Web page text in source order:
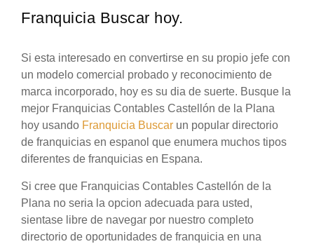
Franquicia Buscar hoy.
Si esta interesado en convertirse en su propio jefe con
un modelo comercial probado y reconocimiento de
marca incorporado, hoy es su dia de suerte. Busque la
mejor Franquicias Contables Castellón de la Plana
hoy usando Franquicia Buscar un popular directorio
de franquicias en espanol que enumera muchos tipos
diferentes de franquicias en Espana.
Si cree que Franquicias Contables Castellón de la
Plana no seria la opcion adecuada para usted,
sientase libre de navegar por nuestro completo
directorio de oportunidades de franquicia en una